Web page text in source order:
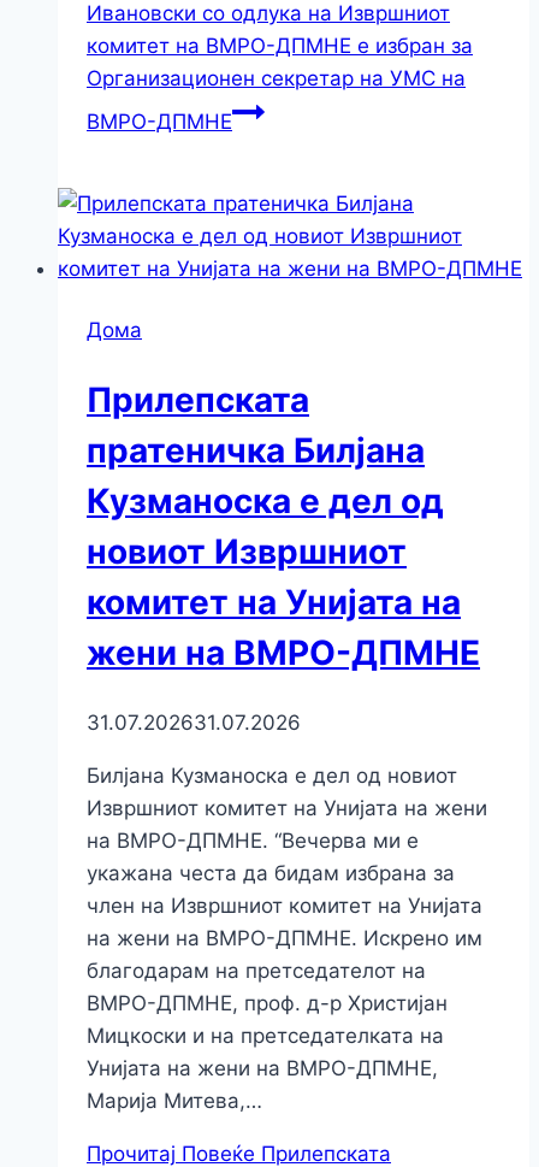
Ивановски со одлука на Извршниот
комитет на ВМРО-ДПМНЕ е избран за
Организационен секретар на УМС на
ВМРО-ДПМНЕ
Дома
Прилепската
пратеничка Билјана
Кузманоска е дел од
новиот Извршниот
комитет на Унијата на
жени на ВМРО-ДПМНЕ
31.07.202631.07.2026
Билјана Кузманоска е дел од новиот
Извршниот комитет на Унијата на жени
на ВМРО-ДПМНЕ. “Вечерва ми е
укажана честа да бидам избрана за
член на Извршниот комитет на Унијата
на жени на ВМРО-ДПМНЕ. Искрено им
благодарам на претседателот на
ВМРО-ДПМНЕ, проф. д-р Христијан
Мицкоски и на претседателката на
Унијата на жени на ВМРО-ДПМНЕ,
Марија Митева,…
Прочитај Повеќе Прилепската